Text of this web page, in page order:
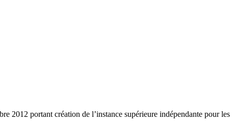
2012 portant création de l’instance supérieure indépendante pour les